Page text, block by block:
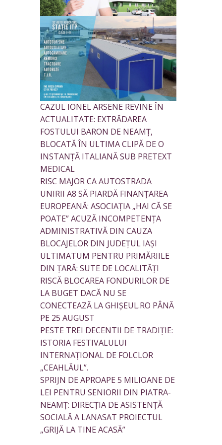
CAZUL IONEL ARSENE REVINE ÎN
ACTUALITATE: EXTRĂDAREA
FOSTULUI BARON DE NEAMȚ,
BLOCATĂ ÎN ULTIMA CLIPĂ DE O
INSTANȚĂ ITALIANĂ SUB PRETEXT
MEDICAL
RISC MAJOR CA AUTOSTRADA
UNIRII A8 SĂ PIARDĂ FINANȚAREA
EUROPEANĂ: ASOCIAȚIA „HAI CĂ SE
POATE” ACUZĂ INCOMPETENȚA
ADMINISTRATIVĂ DIN CAUZA
BLOCAJELOR DIN JUDEȚUL IAȘI
ULTIMATUM PENTRU PRIMĂRIILE
DIN ȚARĂ: SUTE DE LOCALITĂȚI
RISCĂ BLOCAREA FONDURILOR DE
LA BUGET DACĂ NU SE
CONECTEAZĂ LA GHIȘEUL.RO PÂNĂ
PE 25 AUGUST
PESTE TREI DECENTII DE TRADIȚIE:
ISTORIA FESTIVALULUI
INTERNAȚIONAL DE FOLCLOR
„CEAHLĂUL”.
SPRIJN DE APROAPE 5 MILIOANE DE
LEI PENTRU SENIORII DIN PIATRA-
NEAMȚ: DIRECȚIA DE ASISTENȚĂ
SOCIALĂ A LANASAT PROIECTUL
„GRIJĂ LA TINE ACASĂ”